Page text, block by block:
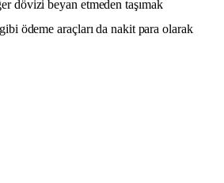
dövizi beyan etmeden taşımak
ödeme araçları da nakit para olarak